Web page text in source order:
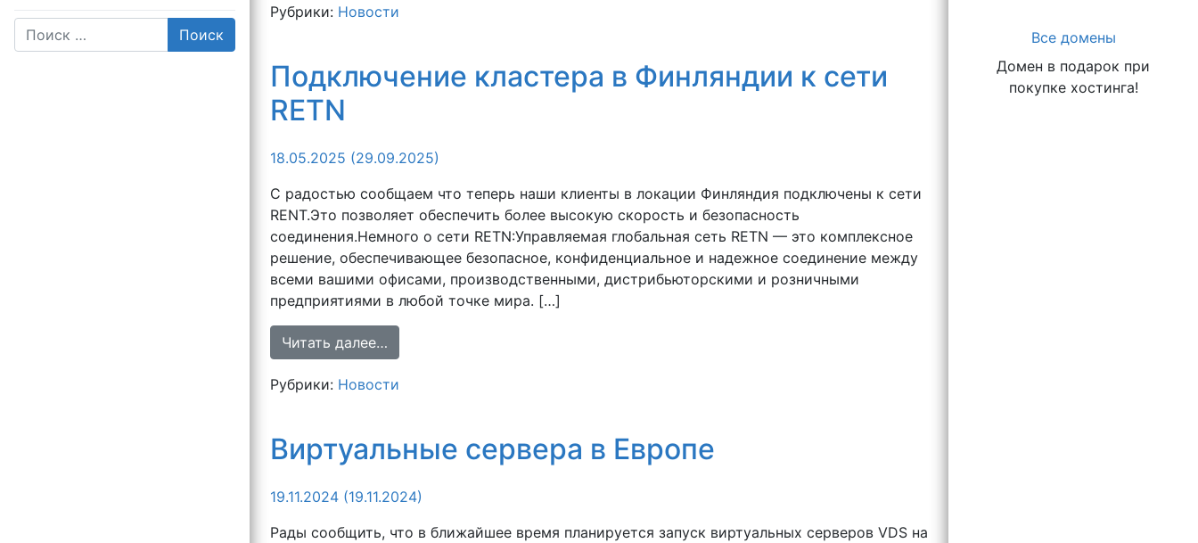
_________________________
Поиск
Рубрики: Новости
Подключение кластера в Финляндии к сети
RETN
18.05.2025 (29.09.2025)
С радостью сообщаем что теперь наши клиенты в локации Финляндия подключены к сети
RENT.Это позволяет обеспечить более высокую скорость и безопасность
соединения.Немного о сети RETN:Управляемая глобальная сеть RETN — это комплексное
решение, обеспечивающее безопасное, конфиденциальное и надежное соединение между
всеми вашими офисами, производственными, дистрибьюторскими и розничными
предприятиями в любой точке мира. […]
Читать далее…
Рубрики: Новости
Виртуальные сервера в Европе
19.11.2024 (19.11.2024)
Рады сообщить, что в ближайшее время планируется запуск виртуальных серверов VDS на
Все домены
Домен в подарок при
покупке хостинга!